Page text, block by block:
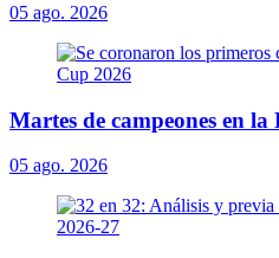
05 ago. 2026
Martes de campeones en
05 ago. 2026